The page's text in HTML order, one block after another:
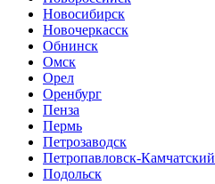
Новосибирск
Новочеркасск
Обнинск
Омск
Орел
Оренбург
Пенза
Пермь
Петрозаводск
Петропавловск-Камчатский
Подольск